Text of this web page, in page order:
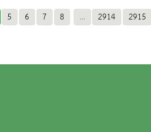
5 6 7 8 ... 2914 2915